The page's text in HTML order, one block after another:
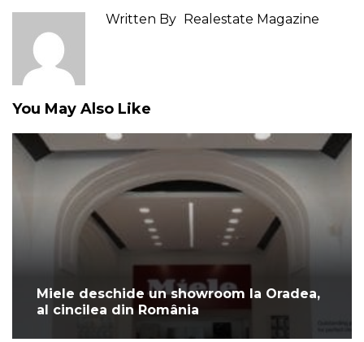
Written By Realestate Magazine
You May Also Like
Miele deschide un showroom la Oradea,
al cincilea din România